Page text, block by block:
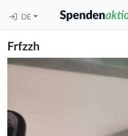
DE
Frfzzh